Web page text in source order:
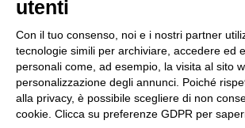
Evidenzia titoli Evidenzia contenuto
utenti
Con il tuo consenso, noi e i nostri partner
tecnologie simili per archiviare, accedere ed
personali come, ad esempio, la visita al sito
personalizzazione degli annunci. Poiché
alla privacy, è possibile scegliere di non
cookie. Clicca su preferenze GDPR per